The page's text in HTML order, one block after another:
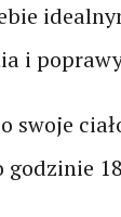
i
swoje
godzinie